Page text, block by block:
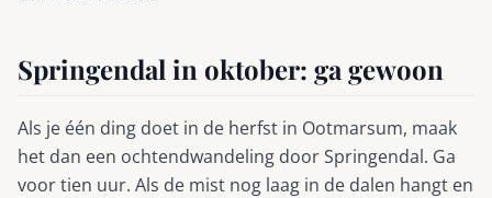
Springendal in oktober: ga gewoon
Als je één ding doet in de herfst in Ootmarsum, maak
het dan een ochtendwandeling door Springendal. Ga
voor tien uur. Als de mist nog laag in de dalen hangt en